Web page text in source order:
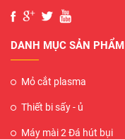
DANH MỤC SẢN PHẨM
Mỏ cắt plasma
Thiết bi sấy - ủ
Máy mài 2 Đá hút bụi